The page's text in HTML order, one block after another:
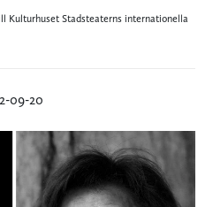
Kulturhuset Stadsteaterns internationella
09-20